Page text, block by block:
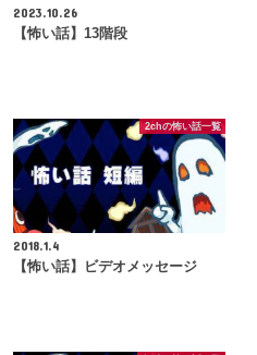
2023.10.26
【怖い話】13階段
2chの怖い話一覧
2018.1.4
【怖い話】ビデオメッセージ